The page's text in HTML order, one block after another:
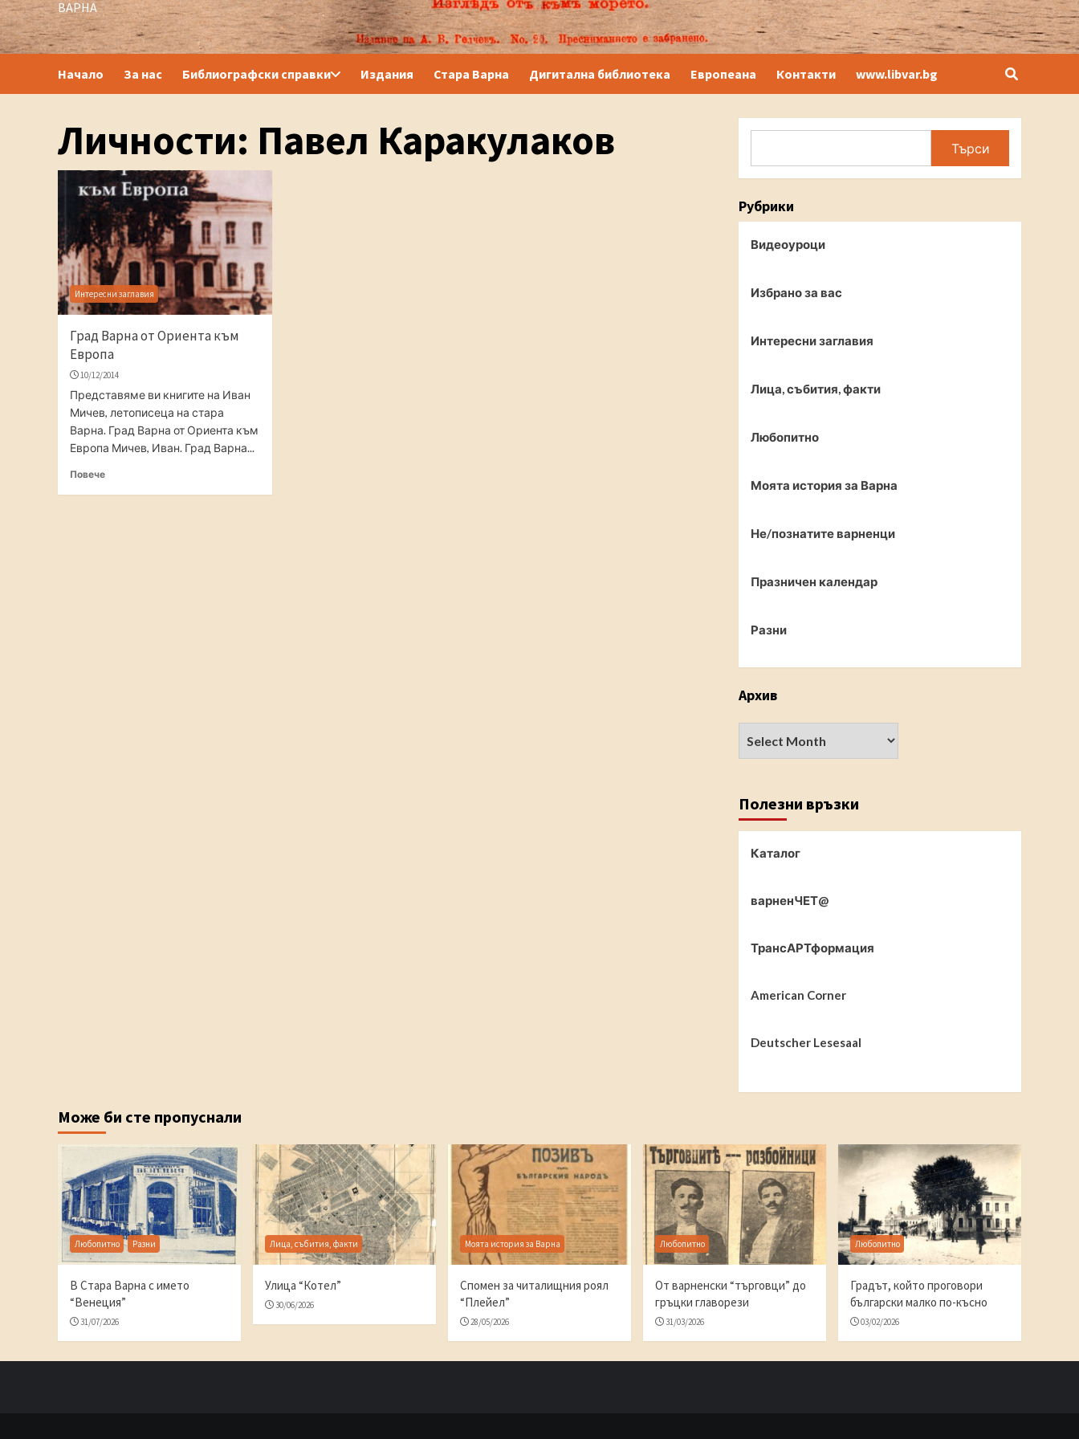
ВАРНА
Начало За нас Библиографски справки Издания Стара Варна Дигитална библиотека Европеана Контакти www.libvar.bg
Личности: Павел Каракулаков
Интересни заглавия
Град Варна от Ориента към
Европа
10/12/2014
Представяме ви книгите на Иван
Мичев, летописеца на стара
Варна. Град Варна от Ориента към
Европа Мичев, Иван. Град Варна...
Повече
Търси
Рубрики
Видеоуроци
Избрано за вас
Интересни заглавия
Лица, събития, факти
Любопитно
Моята история за Варна
Не/познатите варненци
Празничен календар
Разни
Архив
Полезни връзки
Каталог
варненЧЕТ@
ТрансАРТформация
American Corner
Deutscher Lesesaal
Може би сте пропуснали
Любопитно Разни
В Стара Варна с името
“Венеция”
31/07/2026
Лица, събития, факти
Улица “Котел”
30/06/2026
Моята история за Варна
Спомен за читалищния роял
“Плейел”
28/05/2026
Любопитно
От варненски “търговци” до
гръцки главорези
31/03/2026
Любопитно
Градът, който проговори
български малко по-късно
03/02/2026